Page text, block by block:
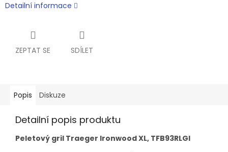
Detailní informace
ZEPTAT SE SDÍLET
Popis Diskuze
Detailní popis produktu
Peletový gril Traeger Ironwood XL, TFB93RLGI